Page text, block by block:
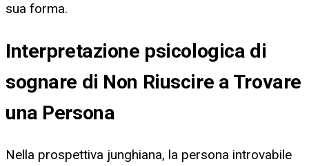
sua forma.
Interpretazione psicologica di
sognare di Non Riuscire a Trovare
una Persona
Nella prospettiva junghiana, la persona introvabile